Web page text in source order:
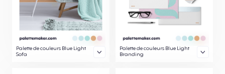
Palette de couleurs Blue Light
Sofa
Palette de couleurs Blue Light
Branding